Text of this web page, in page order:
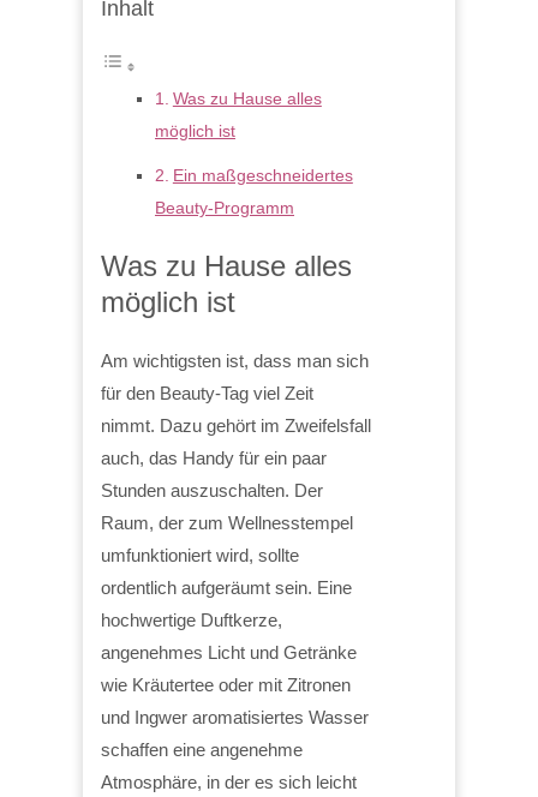
Inhalt
Was zu Hause alles
möglich ist
Ein maßgeschneidertes
Beauty-Programm
Was zu Hause alles
möglich ist
Am wichtigsten ist, dass man sich
für den Beauty-Tag viel Zeit
nimmt. Dazu gehört im Zweifelsfall
auch, das Handy für ein paar
Stunden auszuschalten. Der
Raum, der zum Wellnesstempel
umfunktioniert wird, sollte
ordentlich aufgeräumt sein. Eine
hochwertige Duftkerze,
angenehmes Licht und Getränke
wie Kräutertee oder mit Zitronen
und Ingwer aromatisiertes Wasser
schaffen eine angenehme
Atmosphäre, in der es sich leicht